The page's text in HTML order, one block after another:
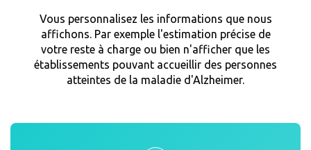
Vous personnalisez les informations que nous
affichons. Par exemple l'estimation précise de
votre reste à charge ou bien n'afficher que les
établissements pouvant accueillir des personnes
atteintes de la maladie d'Alzheimer.